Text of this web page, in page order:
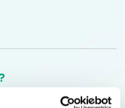
inspiratie, acties en tips